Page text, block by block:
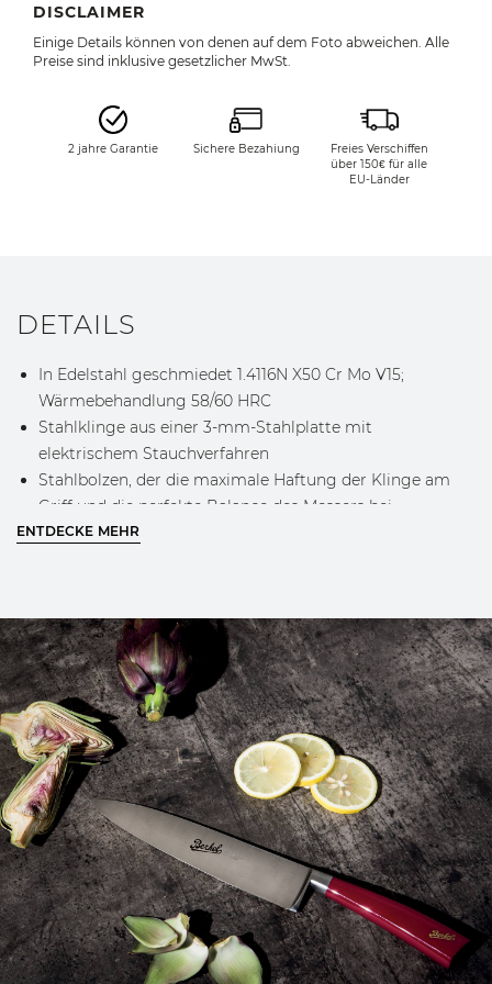
DISCLAIMER
Einige Details können von denen auf dem Foto abweichen. Alle
Preise sind inklusive gesetzlicher MwSt.
2 jahre Garantie Sichere Bezahiung
Freies Verschiffen
über 150€ für alle
EU-Länder
DETAILS
In Edelstahl geschmiedet 1.4116N X50 Cr Mo V15;
Wärmebehandlung 58/60 HRC
Stahlklinge aus einer 3-mm-Stahlplatte mit
elektrischem Stauchverfahren
Stahlbolzen, der die maximale Haftung der Klinge am
Griff und die perfekte Balance des Messers bei
Verwendung von garantiert
ERFAHRE MEHR
ENTDECKE MEHR